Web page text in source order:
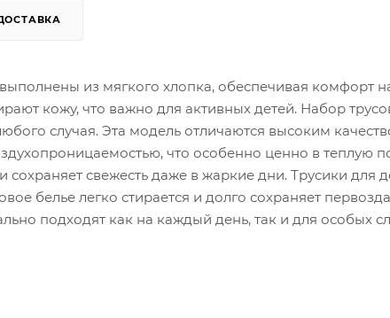
из мягкого хлопка, обеспечивая комфорт
кожу, что важно для активных детей. Набор
случая. Эта модель отличаются высоким
что особенно ценно в теплую
свежесть даже в жаркие дни. Трусики для
белье легко стирается и долго сохраняет
подходят как на каждый день, так и для особых